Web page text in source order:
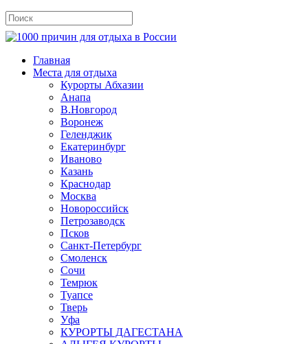
Главная
Места для отдыха
Курорты Абхазии
Анапа
В.Новгород
Воронеж
Геленджик
Екатеринбург
Иваново
Казань
Краснодар
Москва
Новороссийск
Петрозаводск
Псков
Санкт-Петербург
Смоленск
Сочи
Темрюк
Туапсе
Тверь
Уфа
КУРОРТЫ ДАГЕСТАНА